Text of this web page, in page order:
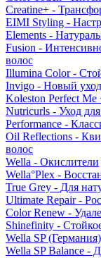
Creatine+ -
EIMI Styling -
Elements -
Fusion -
волос
Illumina Color -
Invigo - Новый уход
Koleston Perfect Me
Nutricurls - Уход
Performance -
Oil Reflections -
волос
Wella - Окислители
Wella°Plex -
True Grey - Для
Ultimate Repair -
Color Renew -
Shinefinity -
Wella SP (Германия)
Wella SP Balance -